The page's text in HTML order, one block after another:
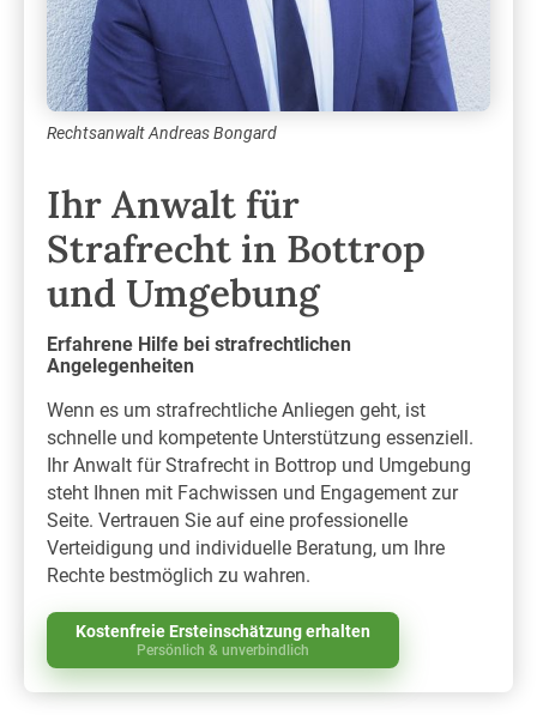
Ihr Anwalt für
Strafrecht in Bottrop
und Umgebung
Erfahrene Hilfe bei strafrechtlichen
Angelegenheiten
Wenn es um strafrechtliche Anliegen geht, ist
schnelle und kompetente Unterstützung essenziell.
Ihr Anwalt für Strafrecht in Bottrop und Umgebung
steht Ihnen mit Fachwissen und Engagement zur
Seite. Vertrauen Sie auf eine professionelle
Verteidigung und individuelle Beratung, um Ihre
Rechte bestmöglich zu wahren.
Kostenfreie Ersteinschätzung erhalten
Persönlich & unverbindlich
Rechtsanwalt Andreas Bongard